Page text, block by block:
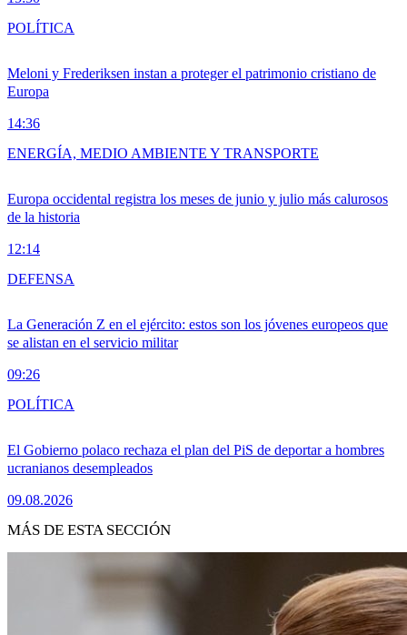
Meloni y Frederiksen instan a proteger el patrimonio cristiano de
Europa
14:36
POLÍTICA
Europa occidental registra los meses de junio y julio más calurosos
de la historia
12:14
ENERGÍA, MEDIO AMBIENTE Y TRANSPORTE
La Generación Z en el ejército: estos son los jóvenes europeos que
se alistan en el servicio militar
09:26
DEFENSA
El Gobierno polaco rechaza el plan del PiS de deportar a hombres
ucranianos desempleados
09.08.2026
POLÍTICA
MÁS DE ESTA SECCIÓN